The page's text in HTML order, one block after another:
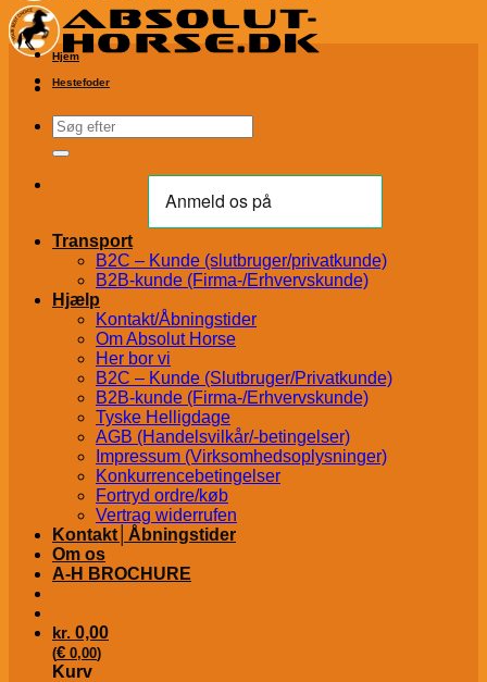
Søg
efter:
Transport
B2C – Kunde (slutbruger/privatkunde)
B2B-kunde (Firma-/Erhvervskunde)
Hjælp
Kontakt/Åbningstider
Om Absolut Horse
Her bor vi
B2C – Kunde (Slutbruger/Privatkunde)
B2B-kunde (Firma-/Erhvervskunde)
Tyske Helligdage
AGB (Handelsvilkår/-betingelser)
Impressum (Virksomhedsoplysninger)
Konkurrencebetingelser
Fortryd ordre/køb
Vertrag widerrufen
Kontakt│Åbningstider
Om os
A-H BROCHURE
kr. 0,00
(€ 0,00)
Kurv
Hjem
Hestefoder